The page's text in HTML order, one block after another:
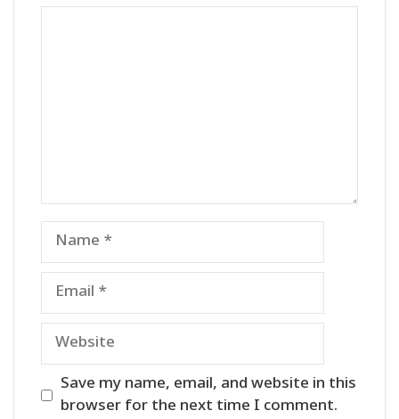
Name
Email
Website
Save my name, email, and website in this
browser for the next time I comment.